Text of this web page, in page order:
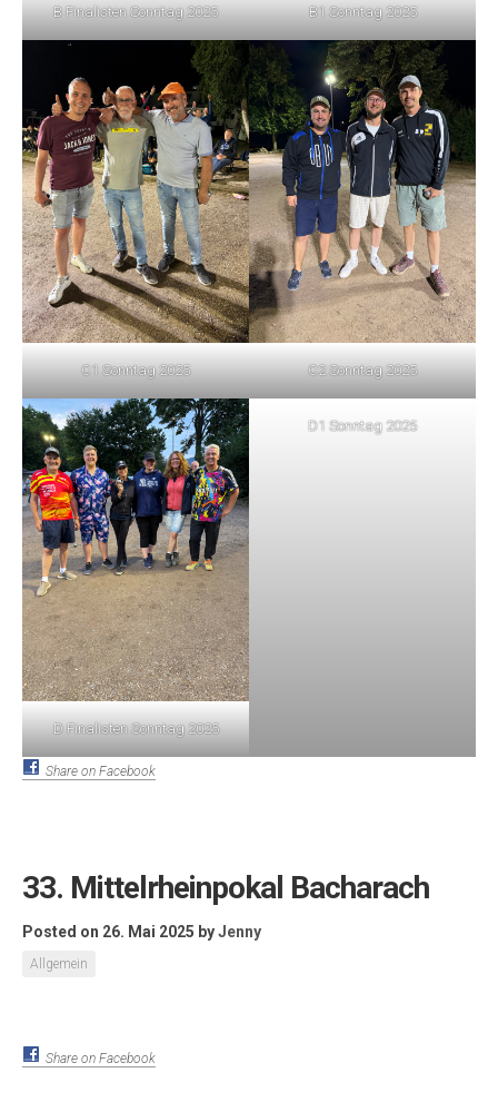
B Finalisten Sonntag 2025 B1 Sonntag 2025
C1 Sonntag 2025 C2 Sonntag 2025
D Finalisten Sonntag 2025
D1 Sonntag 2025
Share on Facebook
33. Mittelrheinpokal Bacharach
Posted on 26. Mai 2025 byJenny
Allgemein
Share on Facebook